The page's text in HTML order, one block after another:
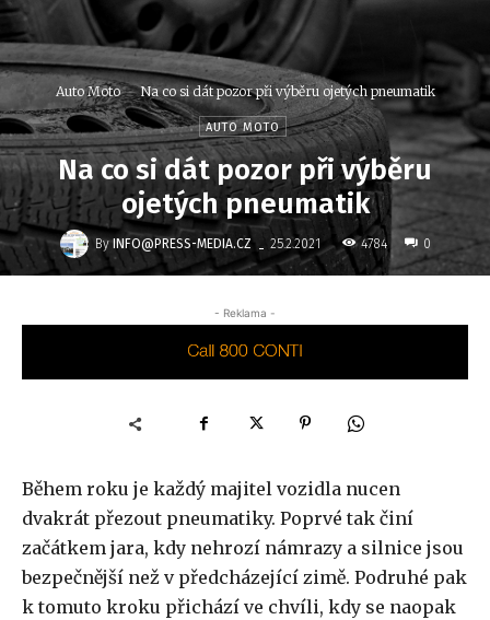
Auto Moto Na co si dát pozor při výběru ojetých pneumatik
AUTO MOTO
Na co si dát pozor při výběru
ojetých pneumatik
By INFO@PRESS-MEDIA.CZ - 25.2.2021 4784 0
- Reklama -
Během roku je každý majitel vozidla nucen
dvakrát přezout pneumatiky. Poprvé tak činí
začátkem jara, kdy nehrozí námrazy a silnice jsou
bezpečnější než v předcházející zimě. Podruhé pak
k tomuto kroku přichází ve chvíli, kdy se naopak